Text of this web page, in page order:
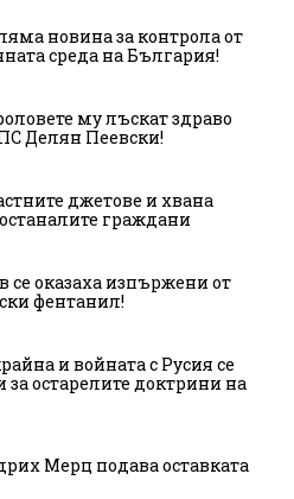
новина за контрола от
среда на България!
му лъскат здраво
Делян Пеевски!
джетове и хвана
граждани
се оказаха изпържени от
фентанил!
и войната с Русия се
остарелите доктрини на
Мерц подава оставката